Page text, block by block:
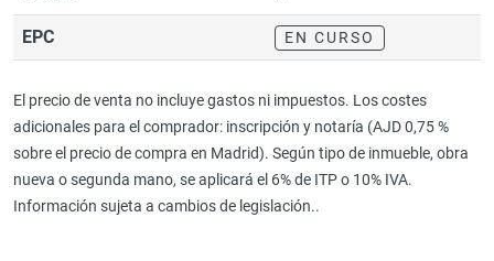
EPC EN CURSO
El precio de venta no incluye gastos ni impuestos. Los costes
adicionales para el comprador: inscripción y notaría (AJD 0,75 %
sobre el precio de compra en Madrid). Según tipo de inmueble, obra
nueva o segunda mano, se aplicará el 6% de ITP o 10% IVA.
Información sujeta a cambios de legislación..